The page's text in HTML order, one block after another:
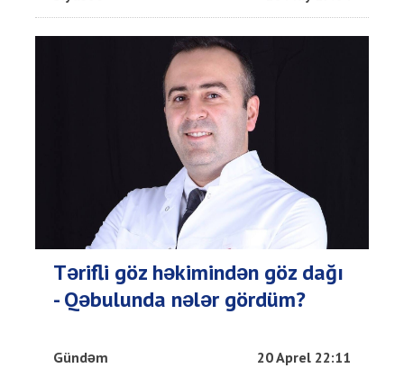
Tərifli göz həkimindən göz dağı
- Qəbulunda nələr gördüm?
Gündəm 20 Aprel 22:11